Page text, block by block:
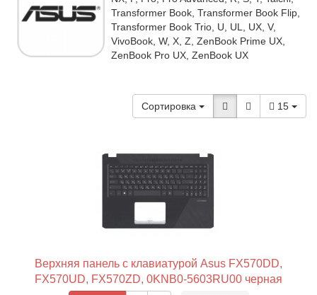
Transformer Book, Transformer Book Flip,
Transformer Book Trio, U, UL, UX, V,
VivoBook, W, X, Z, ZenBook Prime UX,
ZenBook Pro UX, ZenBook UX
Сортировка 15
Верхняя панель с клавиатурой Asus FX570DD,
FX570UD, FX570ZD, 0KNB0-5603RU00 черная